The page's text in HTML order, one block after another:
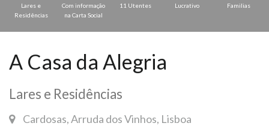
Lares e
Residências
Com informação
na Carta Social
11 Utentes Lucrativo
Familias
A Casa da Alegria
Lares e Residências
Cardosas, Arruda dos Vinhos, Lisboa